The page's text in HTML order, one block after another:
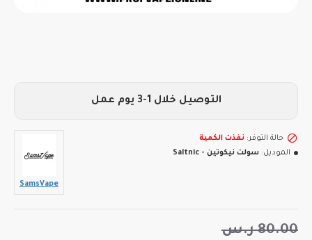
80.00 ر.س
حالة التوفر: نفذت الكمية
الموديل: سولت نيكوتين - Saltnic
SamsVape
التوصيل خلال 1-3 يوم عمل